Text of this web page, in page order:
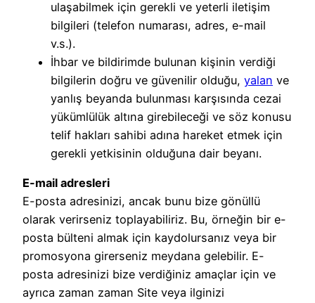
ulaşabilmek için gerekli ve yeterli iletişim
bilgileri (telefon numarası, adres, e-mail
v.s.).
İhbar ve bildirimde bulunan kişinin verdiği
bilgilerin doğru ve güvenilir olduğu, yalan ve
yanlış beyanda bulunması karşısında cezai
yükümlülük altına girebileceği ve söz konusu
telif hakları sahibi adına hareket etmek için
gerekli yetkisinin olduğuna dair beyanı.
E-mail adresleri
E-posta adresinizi, ancak bunu bize gönüllü
olarak verirseniz toplayabiliriz. Bu, örneğin bir e-
posta bülteni almak için kaydolursanız veya bir
promosyona girerseniz meydana gelebilir. E-
posta adresinizi bize verdiğiniz amaçlar için ve
ayrıca zaman zaman Site veya ilginizi